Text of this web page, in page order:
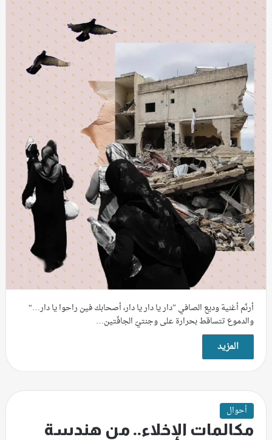
أرنّم أغنية وديع الصافي ”دار يا دار يا دار، أصحابك فين راحوا يا دار…“
والدموع تتساقط بحرارة على وجنتيّ الجافّتين…
المزيد
أحوال
مكالمات الإخلاء.. من هندسة